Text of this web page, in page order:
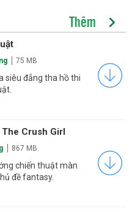
Thêm
75 MB
siêu đẳng tha hồ thi
The Crush Girl
867 MB
chiến thuật màn
đề fantasy.